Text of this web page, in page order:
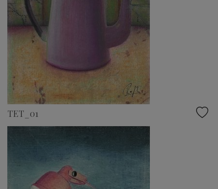
TET_01